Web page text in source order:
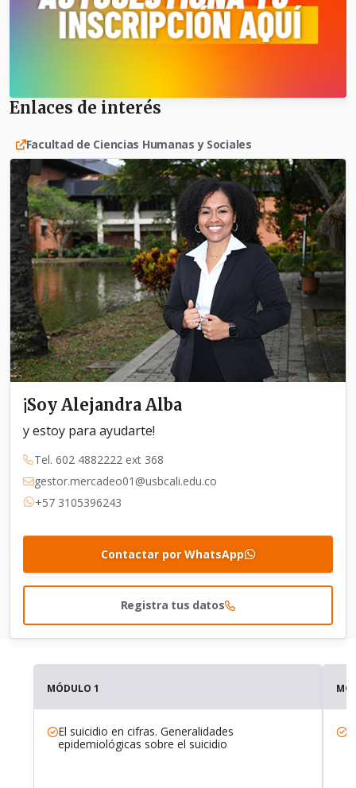
Enlaces de interés
Facultad de Ciencias Humanas y Sociales
¡Soy Alejandra Alba
y estoy para ayudarte!
Tel. 602 4882222 ext 368
gestor.mercadeo01@usbcali.edu.co
+57 3105396243
Contactar por WhatsApp
Registra tus datos
MÓDULO 1
El suicidio en cifras. Generalidades
epidemiológicas sobre el suicidio